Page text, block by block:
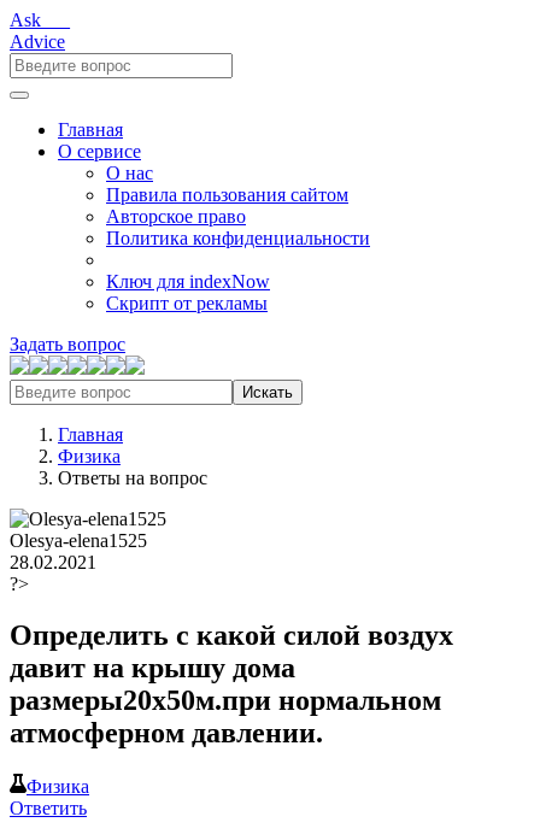
Ask___
Advice
Главная
О сервисе
О нас
Правила пользования сайтом
Авторское право
Политика конфиденциальности
Ключ для indexNow
Скрипт от рекламы
Задать вопрос
Искать
Главная
Физика
Ответы на вопрос
Olesya-elena1525
28.02.2021
?>
Определить с какой силой воздух
давит на крышу дома
размеры20х50м.при нормальном
атмосферном давлении.
Физика
Ответить